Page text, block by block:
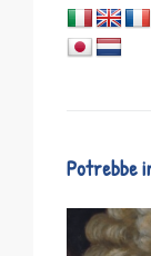
Potrebbe